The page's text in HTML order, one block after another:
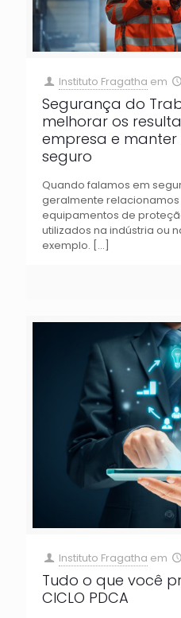
Instituto Fragatha em
Segurança do
melhorar os
empresa e
seguro
Quando falamos em
geralmente
equipamentos de
utilizados na indústria ou
exemplo. […]
Instituto Fragatha em
Tudo o que você
CICLO PDCA